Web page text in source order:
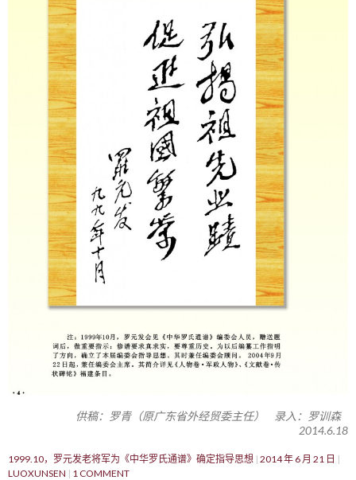
供稿：罗青（原广东省外经贸委主任） 录入：罗训森
2014.6.18
1999.10，罗元发老将军为《中华罗氏通谱》确定指导思想 2014 年 6 月 21 日
LUOXUNSEN
1 COMMENT